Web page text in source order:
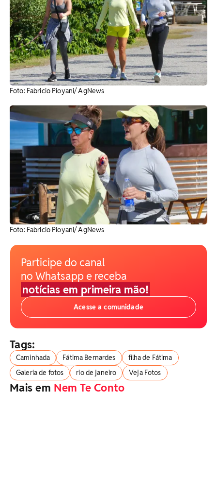
Foto: Fabricio Pioyani/ AgNews
Foto: Fabricio Pioyani/ AgNews
Participe do canal
no Whatsapp e receba
notícias em primeira mão!
Acesse a comunidade
Tags:
Caminhada Fátima Bernardes
filha de Fátima
Galeria de fotos
rio de janeiro Veja Fotos
Mais em Nem Te Conto